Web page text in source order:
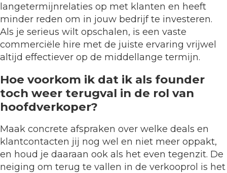
langetermijnrelaties op met klanten en heeft
minder reden om in jouw bedrijf te investeren.
Als je serieus wilt opschalen, is een vaste
commerciële hire met de juiste ervaring vrijwel
altijd effectiever op de middellange termijn.
Hoe voorkom ik dat ik als founder
toch weer terugval in de rol van
hoofdverkoper?
Maak concrete afspraken over welke deals en
klantcontacten jij nog wel en niet meer oppakt,
en houd je daaraan ook als het even tegenzit. De
neiging om terug te vallen in de verkooprol is het